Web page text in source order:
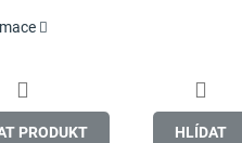
PRODUKT HLÍDAT